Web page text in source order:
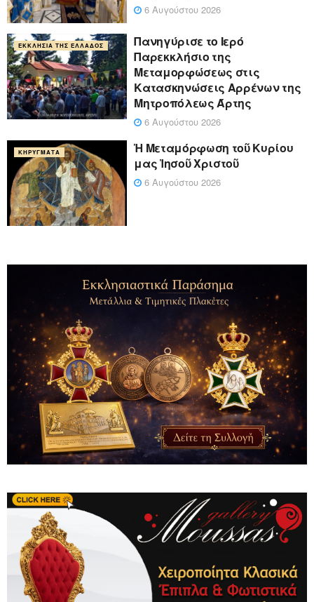
6 Αυγούστου 2026
ΕΚΚΛΗΣΊΑ ΤΗΣ ΕΛΛΆΔΟΣ
Πανηγύρισε το Ιερό
Παρεκκλήσιο της
Μεταμορφώσεως στις
Κατασκηνώσεις Αρρένων της
Μητροπόλεως Άρτης
6 Αυγούστου 2026
ΚΗΡΎΓΜΑΤΑ
Ἡ Μεταμόρφωση τοῦ Κυρίου
μας Ἰησοῦ Χριστοῦ
6 Αυγούστου 2026